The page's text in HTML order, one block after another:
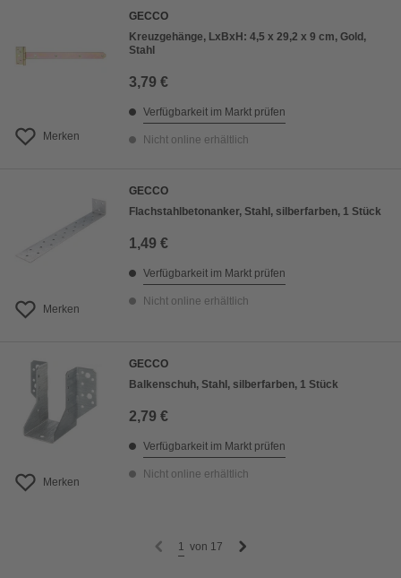
Merken
GECCO
Kreuzgehänge, LxBxH: 4,5 x 29,2 x 9 cm, Gold,
Stahl
3,79 €
Verfügbarkeit im Markt prüfen
Nicht online erhältlich
Merken
GECCO
Flachstahlbetonanker, Stahl, silberfarben, 1 Stück
1,49 €
Verfügbarkeit im Markt prüfen
Nicht online erhältlich
Merken
GECCO
Balkenschuh, Stahl, silberfarben, 1 Stück
2,79 €
Verfügbarkeit im Markt prüfen
Nicht online erhältlich
1 von 17